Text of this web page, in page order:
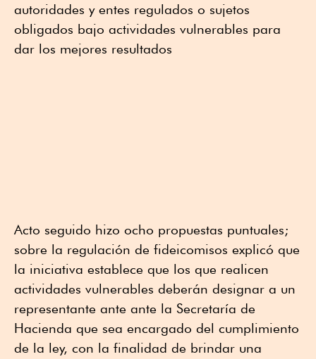
autoridades y entes regulados o sujetos
obligados bajo actividades vulnerables para
dar los mejores resultados
Acto seguido hizo ocho propuestas puntuales;
sobre la regulación de fideicomisos explicó que
la iniciativa establece que los que realicen
actividades vulnerables deberán designar a un
representante ante ante la Secretaría de
Hacienda que sea encargado del cumplimiento
de la ley, con la finalidad de brindar una